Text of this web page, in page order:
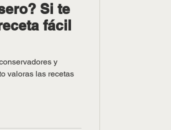
Si te
fácil
y
valoras las recetas